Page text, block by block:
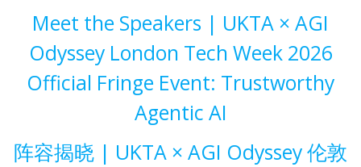
Meet the Speakers | UKTA × AGI
Odyssey London Tech Week 2026
Official Fringe Event: Trustworthy
Agentic AI
阵容揭晓 | UKTA × AGI Odyssey 伦敦